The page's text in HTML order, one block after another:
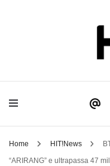
Home HIT!News
“ARIRANG” e ultrapassa 47